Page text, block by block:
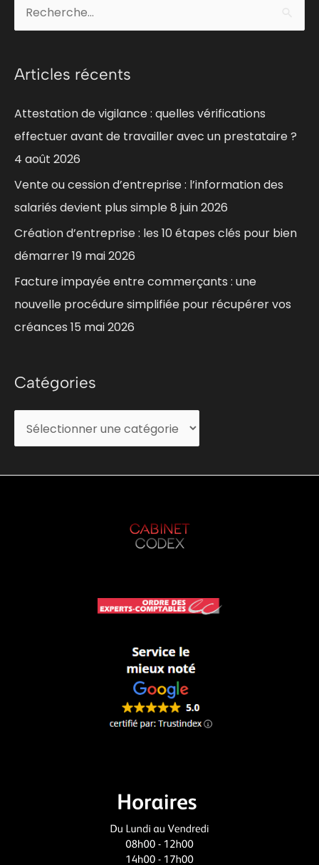
h
e
c
Articles récents
Attestation de vigilance : quelles vérifications
effectuer avant de travailler avec un prestataire ?
4 août 2026
Vente ou cession d’entreprise : l’information des
salariés devient plus simple8 juin 2026
Création d’entreprise : les 10 étapes clés pour bien
démarrer19 mai 2026
Facture impayée entre commerçants : une
nouvelle procédure simplifiée pour récupérer vos
créances 15 mai 2026
Catégories
a
é
o
r
i
e
s